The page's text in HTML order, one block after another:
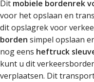
Dit mobiele bordenrek
voor het opslaan en
dit opslagrek voor
borden simpel opslaan
nog eens heftruck
kunt u dit
verplaatsen. Dit